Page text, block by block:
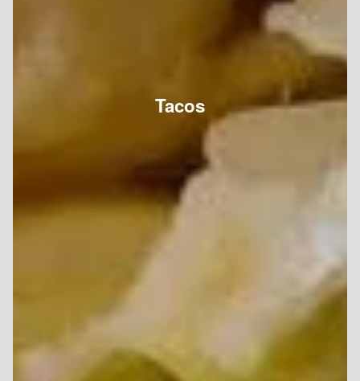
Tacos